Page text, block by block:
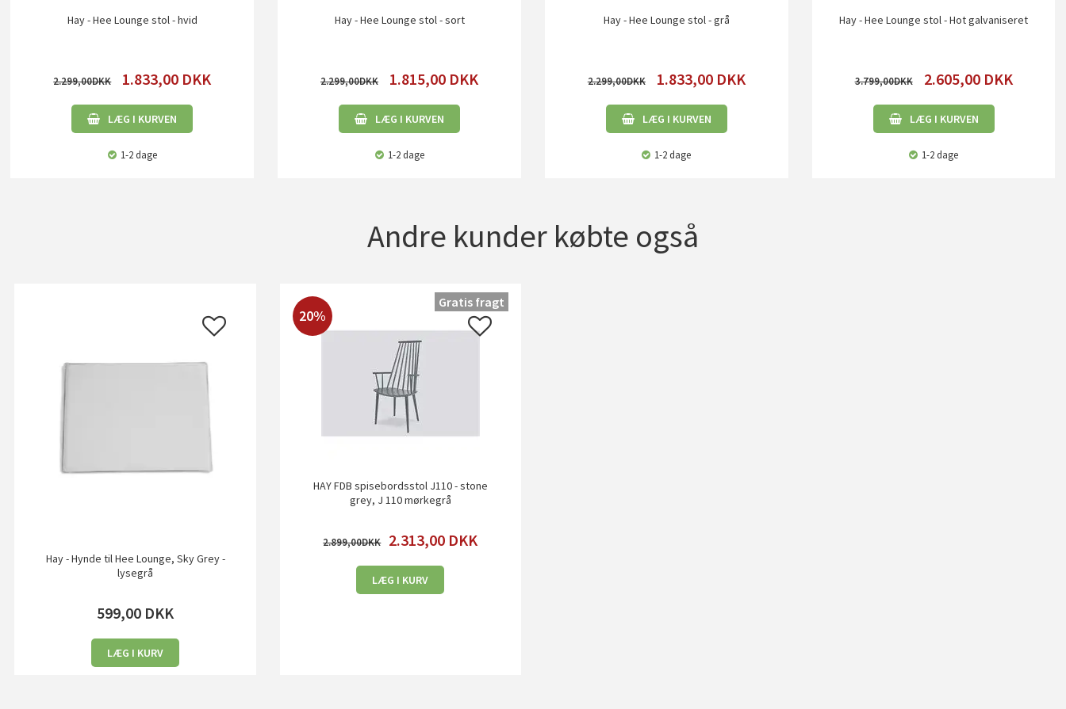
Hay - Hee Lounge stol - hvid
2.299,00 1.833,00 DKK
LÆG I KURVEN
1-2 dage
Hay - Hee Lounge stol - sort
2.299,00 1.815,00 DKK
LÆG I KURVEN
1-2 dage
Hay - Hee Lounge stol - grå
2.299,00 1.833,00 DKK
LÆG I KURVEN
1-2 dage
Hay - Hee Lounge stol - Hot galvaniseret
3.799,00 2.605,00 DKK
LÆG I KURVEN
1-2 dage
Andre kunder købte også
Hay - Hynde til Hee Lounge, Sky Grey -
lysegrå
599,00 DKK
LÆG I KURV
20%
HAY FDB spisebordsstol J110 - stone
grey, J 110 mørkegrå
2.899,00 2.313,00 DKK
LÆG I KURV
Gratis fragt